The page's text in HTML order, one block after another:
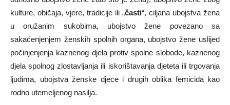
kulture, običaja, vjere, tradicije ili „časti“, ciljana ubojstva žena
u oružanim sukobima, ubojstvo žene povezano sa
sakaćenjenjem ženskih spolnih organa, ubojstvo žene uslijed
počinjenjenja kaznenog djela protiv spolne slobode, kaznenog
djela spolnog zlostavljanja ili iskorištavanja djeteta ili trgovanja
ljudima, ubojstva ženske djece i drugih oblika femicida kao
rodno utemeljenog nasilja.